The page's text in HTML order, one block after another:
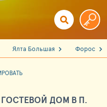
Ялта Большая Форос
ДОМ В П.